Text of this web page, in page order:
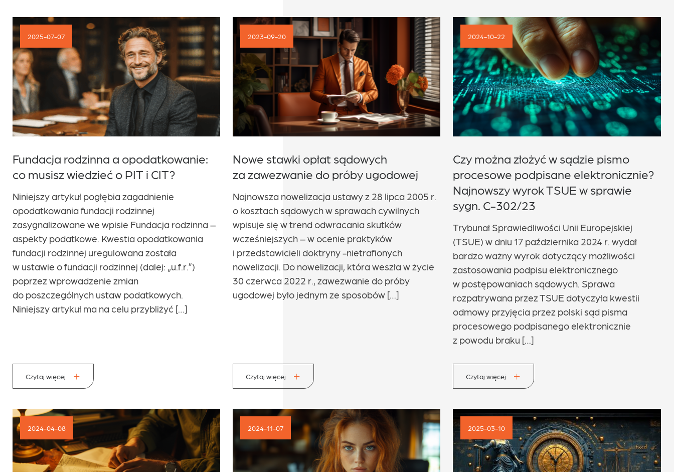
2025-07-07
Fundacja rodzinna a opodatkowanie:
co musisz wiedzieć o PIT i CIT?
Niniejszy artykuł pogłębia zagadnienie
opodatkowania fundacji rodzinnej
zasygnalizowane we wpisie Fundacja rodzinna –
aspekty podatkowe. Kwestia opodatkowania
fundacji rodzinnej uregulowana została
w ustawie o fundacji rodzinnej (dalej: „u.f.r.”)
poprzez wprowadzenie zmian
do poszczególnych ustaw podatkowych.
Niniejszy artykuł ma na celu przybliżyć […]
Czytaj więcej
2023-09-20
Nowe stawki opłat sądowych
za zawezwanie do próby ugodowej
Najnowsza nowelizacja ustawy z 28 lipca 2005 r.
o kosztach sądowych w sprawach cywilnych
wpisuje się w trend odwracania skutków
wcześniejszych – w ocenie praktyków
i przedstawicieli doktryny -nietrafionych
nowelizacji. Do nowelizacji, która weszła w życie
30 czerwca 2022 r., zawezwanie do próby
ugodowej było jednym ze sposobów […]
Czytaj więcej
2024-10-22
Czy można złożyć w sądzie pismo
procesowe podpisane elektronicznie?
Najnowszy wyrok TSUE w sprawie
sygn. C-302/23
Trybunał Sprawiedliwości Unii Europejskiej
(TSUE) w dniu 17 października 2024 r. wydał
bardzo ważny wyrok dotyczący możliwości
zastosowania podpisu elektronicznego
w postępowaniach sądowych. Sprawa
rozpatrywana przez TSUE dotyczyła kwestii
odmowy przyjęcia przez polski sąd pisma
procesowego podpisanego elektronicznie
z powodu braku […]
Czytaj więcej
2024-04-08 2024-11-07 2025-03-10